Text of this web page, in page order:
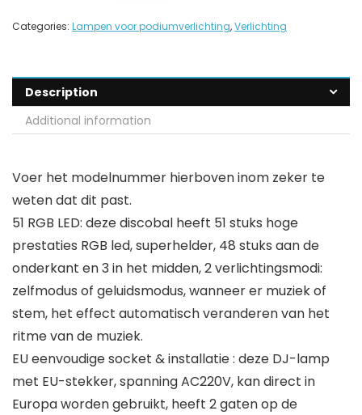
Categories: Lampen voor podiumverlichting,Verlichting
Description
Additional information
Voer het modelnummer hierboven inom zeker te
weten dat dit past.
51 RGB LED: deze discobal heeft 51 stuks hoge
prestaties RGB led, superhelder, 48 stuks aan de
onderkant en 3 in het midden, 2 verlichtingsmodi:
zelfmodus of geluidsmodus, wanneer er muziek of
stem, het effect automatisch veranderen van het
ritme van de muziek.
EU eenvoudige socket & installatie : deze DJ-lamp
met EU-stekker, spanning AC220V, kan direct in
Europa worden gebruikt, heeft 2 gaten op de